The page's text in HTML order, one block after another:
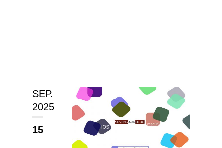
SEP.
2025
15